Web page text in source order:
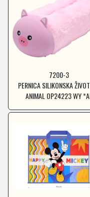
7200-3
PERNICA SILIKONSKA
ANIMAL OP24223 WY